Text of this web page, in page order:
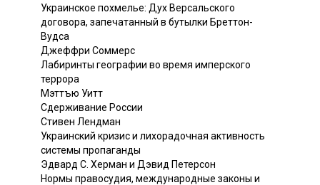
Украинское похмелье: Дух Версальского
договора, запечатанный в бутылки Бреттон-
Вудса
Джеффри Соммерс
Лабиринты географии во время имперского
террора
Мэттъю Уитт
Сдерживание России
Стивен Лендман
Украинский кризис и лихорадочная активность
системы пропаганды
Эдвард С. Херман и Дэвид Петерсон
Нормы правосудия, международные законы и